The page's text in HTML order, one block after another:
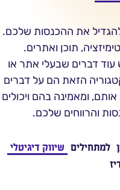
את ההכנסות שלכם.
תוכן ואתרים.
דברים שבעלי אתר או
הזאת הם על דברים
ומאמינה בהם ויכולים
והרווחים שלכם.
למתחילים שיווק דיגיטלי